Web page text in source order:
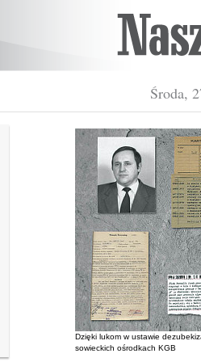
Środa,
Dzięki lukom w ustawie
sowieckich ośrodkach KGB